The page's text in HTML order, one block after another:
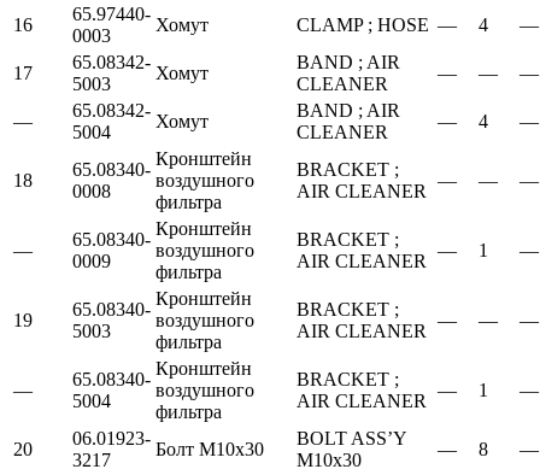
16
65.97440-
0003
Хомут CLAMP ; HOSE — 4 —
17
65.08342-
5003
Хомут
BAND ; AIR
CLEANER
— — —
—
65.08342-
5004
Хомут
BAND ; AIR
CLEANER
— 4 —
18
65.08340-
0008
Кронштейн
воздушного
фильтра
BRACKET ;
AIR CLEANER
— — —
—
65.08340-
0009
Кронштейн
воздушного
фильтра
BRACKET ;
AIR CLEANER
— 1 —
19
65.08340-
5003
Кронштейн
воздушного
фильтра
BRACKET ;
AIR CLEANER
— — —
—
65.08340-
5004
Кронштейн
воздушного
фильтра
BRACKET ;
AIR CLEANER
— 1 —
20
06.01923-
3217
Болт М10х30
BOLT ASS’Y
M10x30
— 8 —